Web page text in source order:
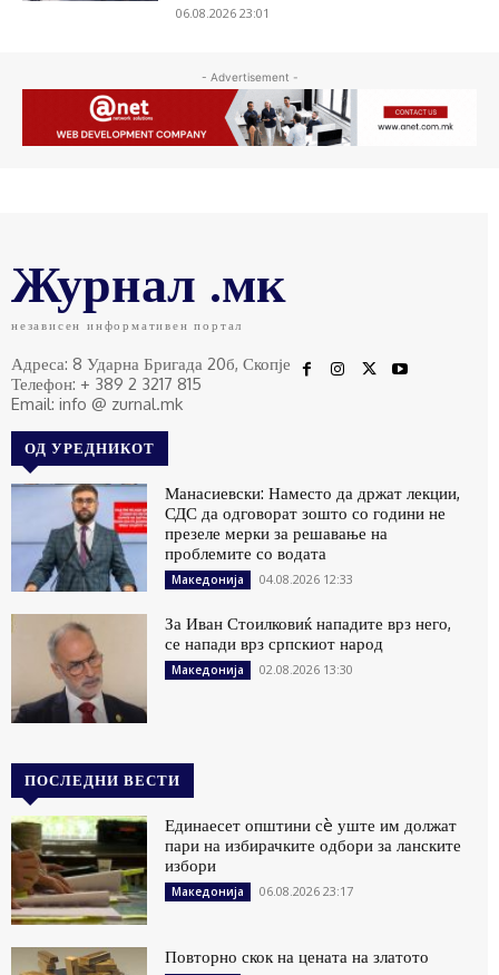
06.08.2026 23:01
- Advertisement -
Журнал .мк
независен информативен портал
Адреса: 8 Ударна Бригада 20б, Скопје
Телефон: + 389 2 3217 815
Email: info @ zurnal.mk
ОД УРЕДНИКОТ
Манасиевски: Наместо да држат лекции,
СДС да одговорат зошто со години не
презеле мерки за решавање на
проблемите со водата
Македонија 04.08.2026 12:33
За Иван Стоилковиќ нападите врз него,
се напади врз српскиот народ
Македонија 02.08.2026 13:30
ПОСЛЕДНИ ВЕСТИ
Единаесет општини сè уште им должат
пари на избирачките одбори за ланските
избори
Македонија 06.08.2026 23:17
Повторно скок на цената на златото